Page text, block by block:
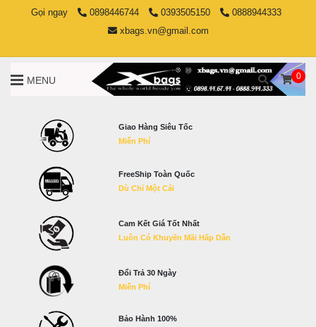
Gọi ngay 0898446744 0393505150
0888944333
xbags.vn@gmail.com
MENU 0
Giao Hàng Siêu Tốc
Miễn Phí
FreeShip Toàn Quốc
Dù Chỉ Một Cái
Cam Kết Giá Tốt Nhất
Luôn Có Khuyến Mãi Hấp Dẫn
Đổi Trả 30 Ngày
Miễn Phí
Bảo Hành 100%